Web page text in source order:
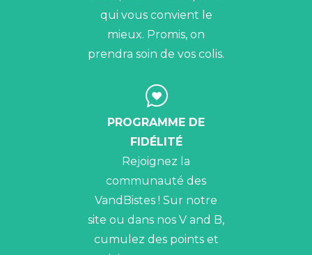
qui vous convient le
mieux. Promis, on
prendra soin de vos colis.
PROGRAMME DE
FIDÉLITÉ
Rejoignez la
communauté des
VandBistes ! Sur notre
site ou dans nos V and B,
cumulez des points et